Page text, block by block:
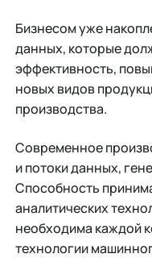
Бизнесом уже
данных, которые
эффективность,
новых видов
производства.
Современное
и потоки данных,
Способность
аналитических
необходима каждой
технологии